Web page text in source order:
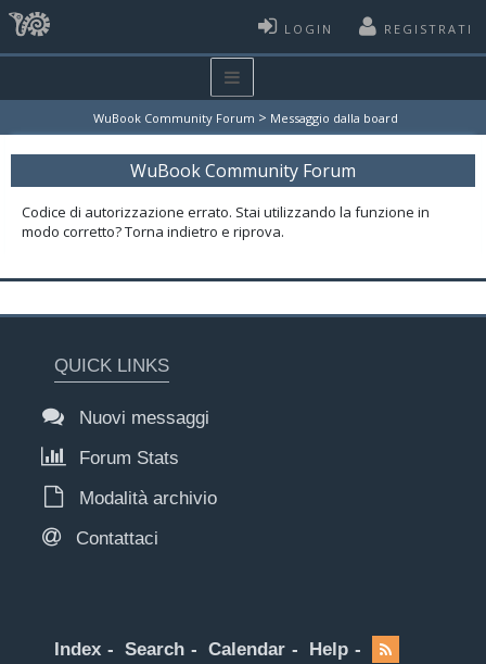
LOGIN REGISTRATI
WuBook Community Forum > Messaggio dalla board
WuBook Community Forum
Codice di autorizzazione errato. Stai utilizzando la funzione in
modo corretto? Torna indietro e riprova.
QUICK LINKS
Nuovi messaggi
Forum Stats
Modalità archivio
Contattaci
Index Search Calendar Help